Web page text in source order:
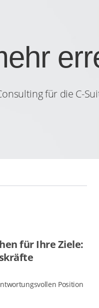
für die C-
für Ihre Ziele:
Position